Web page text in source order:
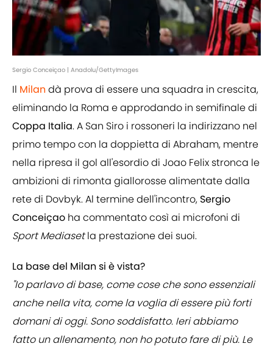
Sergio Conceiçao | Anadolu/GettyImages
Il Milan dà prova di essere una squadra in crescita,
eliminando la Roma e approdando in semifinale di
Coppa Italia. A San Siro i rossoneri la indirizzano nel
primo tempo con la doppietta di Abraham, mentre
nella ripresa il gol all'esordio di Joao Felix stronca le
ambizioni di rimonta giallorosse alimentate dalla
rete di Dovbyk. Al termine dell'incontro, Sergio
Conceiçao ha commentato così ai microfoni di
Sport Mediasetla prestazione dei suoi.
La base del Milan si è vista?
"Io parlavo di base, come cose che sono essenziali
anche nella vita, come la voglia di essere più forti
domani di oggi. Sono soddisfatto. Ieri abbiamo
fatto un allenamento, non ho potuto fare di più. Le